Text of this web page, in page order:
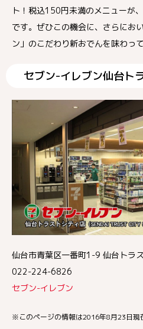
ト！税込150円未満のメニューが
です。ぜひこの機会に、さらにお
ン」のこだわり新おでんを味わっ
セブン-イレブン仙台ト
仙台市青葉区一番町1-9 仙台トラ
022-224-6826
セブン-イレブン
※このページの情報は2016年8月23日現